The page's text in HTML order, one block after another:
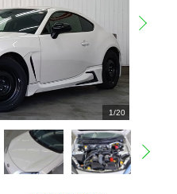
1/20
2 20
3 20
4 20
5 20
6 20
7 20
8 20
9 20
2
0
2
0
2
0
2
0
2
0
2
0
2
0
2
0
2
0
2
0
2
0